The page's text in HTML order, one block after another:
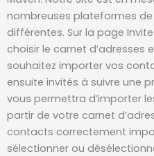
nombreuses plateformes
différentes. Sur la page
choisir le carnet d’adresses
souhaitez importer vos
ensuite invités à suivre une
vous permettra d’importer
partir de votre carnet
contacts correctement
sélectionner ou